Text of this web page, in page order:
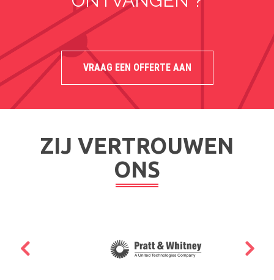
VRAAG EEN OFFERTE AAN
ZIJ VERTROUWEN
ONS